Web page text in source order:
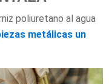
poliuretano al agua
metálicas un